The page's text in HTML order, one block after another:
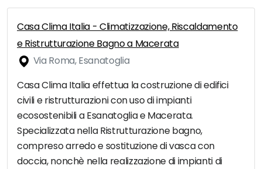
Casa Clima Italia - Climatizzazione, Riscaldamento
e Ristrutturazione Bagno a Macerata
Via Roma, Esanatoglia
Casa Clima Italia effettua la costruzione di edifici
civili e ristrutturazioni con uso di impianti
ecosostenibili a Esanatoglia e Macerata.
Specializzata nella Ristrutturazione bagno,
compreso arredo e sostituzione di vasca con
doccia, nonchè nella realizzazione di impianti di